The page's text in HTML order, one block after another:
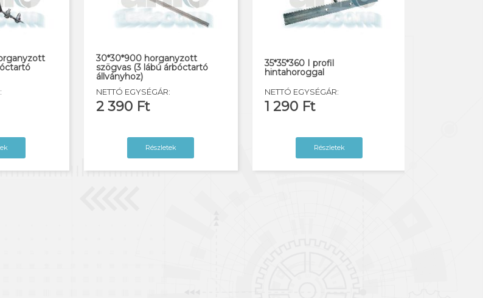
30*30*900 horganyzott
szögvas (3 lábú árbóctartó
állványhoz)
NETTÓ EGYSÉGÁR:
2 390 Ft
Részletek
35*35*360 I profil
hintahoroggal
NETTÓ EGYSÉGÁR:
1 290 Ft
Részletek